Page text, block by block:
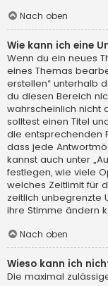
Nach oben
Wie kann ich eine
Wenn du ein neues
eines Themas
erstellen“ unterhalb
du diesen Bereich
wahrscheinlich nicht
solltest einen Titel
die entsprechenden
dass jede
kannst auch unter
festlegen, wie viele
welches Zeitlimit für
zeitlich unbegrenzte
ihre Stimme ändern
Nach oben
Wieso kann ich
Die maximal